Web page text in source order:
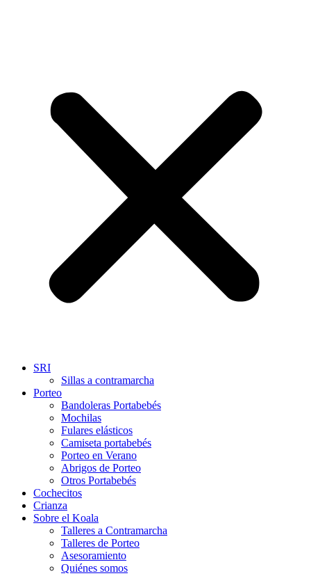
SRI
Sillas a contramarcha
Porteo
Bandoleras Portabebés
Mochilas
Fulares elásticos
Camiseta portabebés
Porteo en Verano
Abrigos de Porteo
Otros Portabebés
Cochecitos
Crianza
Sobre el Koala
Talleres a Contramarcha
Talleres de Porteo
Asesoramiento
Quiénes somos